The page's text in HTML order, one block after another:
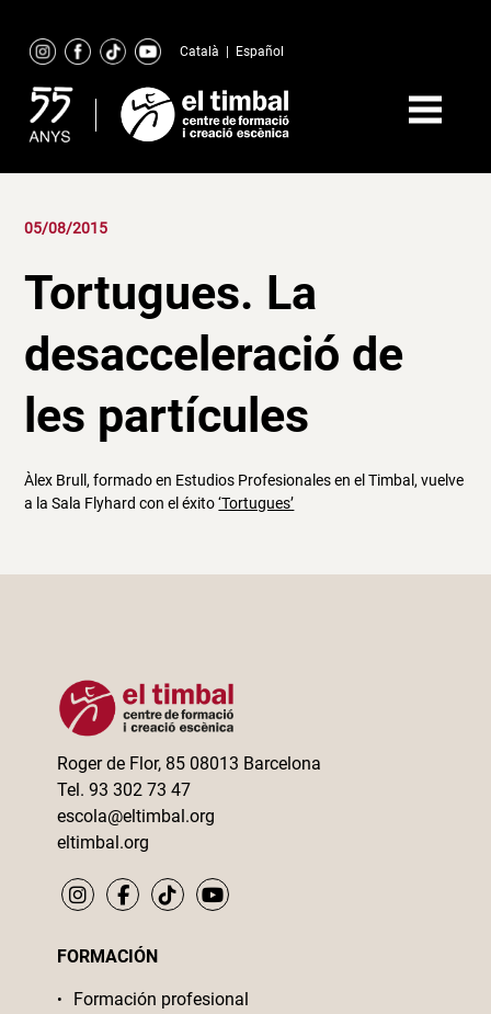
content
Català Español
05/08/2015
Tortugues. La
desacceleració de
les partícules
Àlex Brull, formado en Estudios Profesionales en el Timbal, vuelve
a la Sala Flyhard con el éxito‘Tortugues’
Roger de Flor, 85 08013 Barcelona
Tel. 93 302 73 47
escola@eltimbal.org
eltimbal.org
FORMACIÓN
Formación profesional